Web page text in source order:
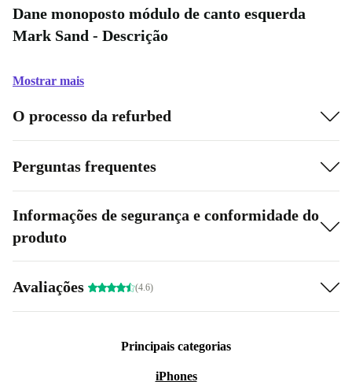
Dane monoposto módulo de canto esquerda
Mark Sand - Descrição
Mostrar mais
O processo da refurbed
Perguntas frequentes
Informações de segurança e conformidade do
produto
Avaliações (4.6)
Principais categorias
iPhones